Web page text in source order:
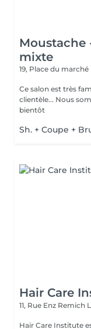
Moustache
mixte
19, Place du marché
Ce salon est très
clientèle... Nous sommes la pour vous satisfaire au mieux A
bientôt
Sh. + Coupe +
Hair Care
11, Rue Enz Remich
Hair Care Institute